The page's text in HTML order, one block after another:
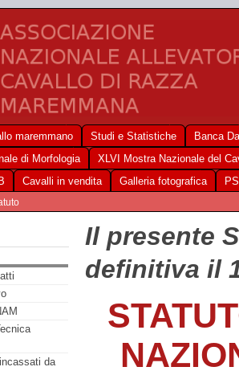
maremmano Studi e Statistiche
Banca
di Morfologia
XLVI Mostra Nazionale del
Cavalli in vendita Galleria fotografica
da
Il presente
definitiva il